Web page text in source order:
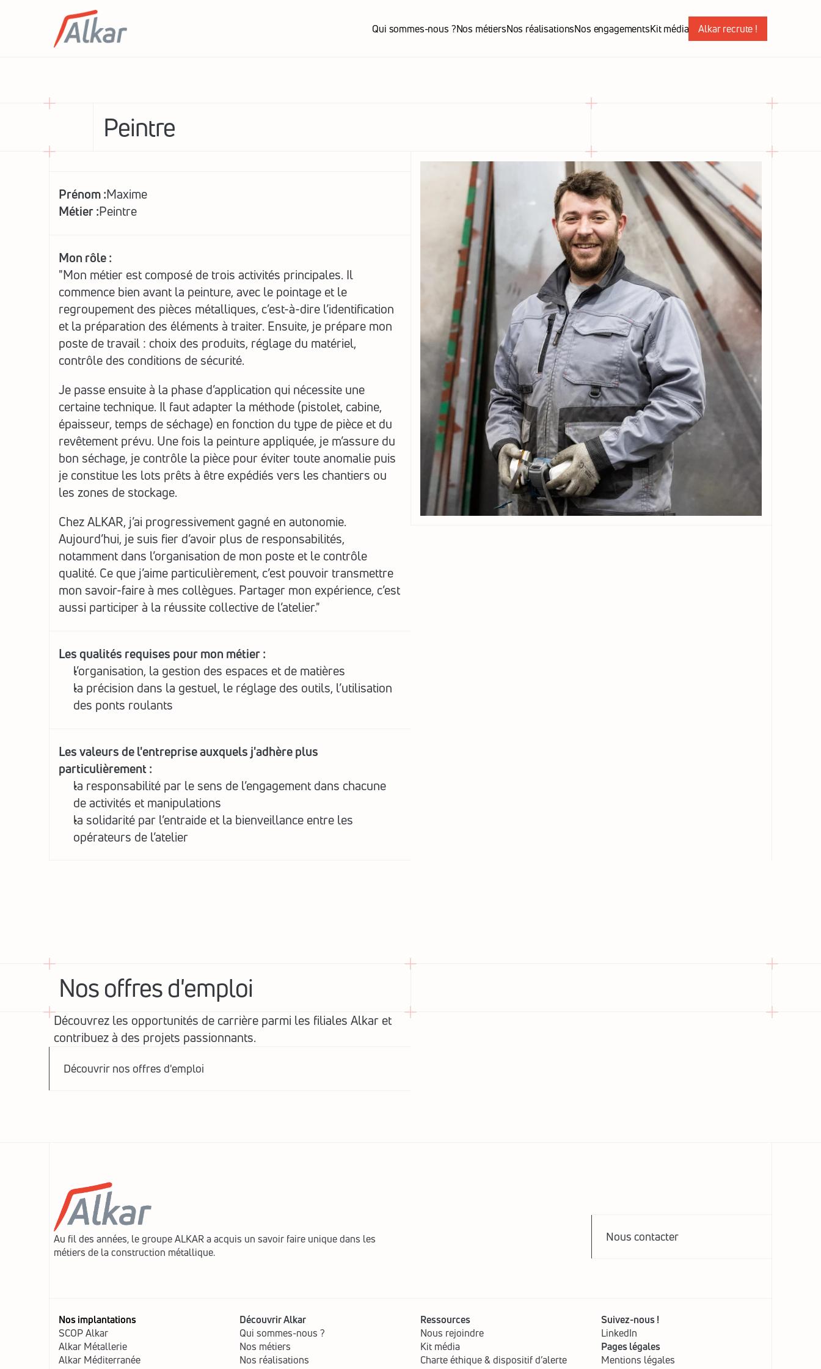
Qui sommes-nous ?Nos métiersNos réalisationsNos engagementsKit média
Alkar recrute !
Peintre
Prénom :Maxime
Métier :Peintre
Mon rôle :
"Mon métier est composé de trois activités principales. Il
commence bien avant la peinture, avec le pointage et le
regroupement des pièces métalliques, c’est-à-dire l’identification
et la préparation des éléments à traiter. Ensuite, je prépare mon
poste de travail : choix des produits, réglage du matériel,
contrôle des conditions de sécurité.
Je passe ensuite à la phase d’application qui nécessite une
certaine technique. Il faut adapter la méthode (pistolet, cabine,
épaisseur, temps de séchage) en fonction du type de pièce et du
revêtement prévu. Une fois la peinture appliquée, je m’assure du
bon séchage, je contrôle la pièce pour éviter toute anomalie puis
je constitue les lots prêts à être expédiés vers les chantiers ou
les zones de stockage.
Chez ALKAR, j’ai progressivement gagné en autonomie.
Aujourd’hui, je suis fier d’avoir plus de responsabilités,
notamment dans l’organisation de mon poste et le contrôle
qualité. Ce que j’aime particulièrement, c’est pouvoir transmettre
mon savoir-faire à mes collègues. Partager mon expérience, c’est
aussi participer à la réussite collective de l’atelier."
Les qualités requises pour mon métier :
l’organisation, la gestion des espaces et de matières
la précision dans la gestuel, le réglage des outils, l’utilisation
des ponts roulants
Les valeurs de l'entreprise auxquels j'adhère plus
particulièrement :
la responsabilité par le sens de l’engagement dans chacune
de activités et manipulations
la solidarité par l’entraide et la bienveillance entre les
opérateurs de l’atelier
Nos offres d'emploi
Découvrez les opportunités de carrière parmi les filiales Alkar et
contribuez à des projets passionnants.
Découvrir nos offres d'emploi
Au fil des années, le groupe ALKAR a acquis un savoir faire unique dans les
métiers de la construction métallique.
Nous contacter
Nos implantations
SCOP Alkar
Alkar Métallerie
Alkar Méditerranée
Découvrir Alkar
Qui sommes-nous ?
Nos métiers
Nos réalisations
Ressources
Nous rejoindre
Kit média
Charte éthique & dispositif d’alerte
Suivez-nous !
LinkedIn
Pages légales
Mentions légales